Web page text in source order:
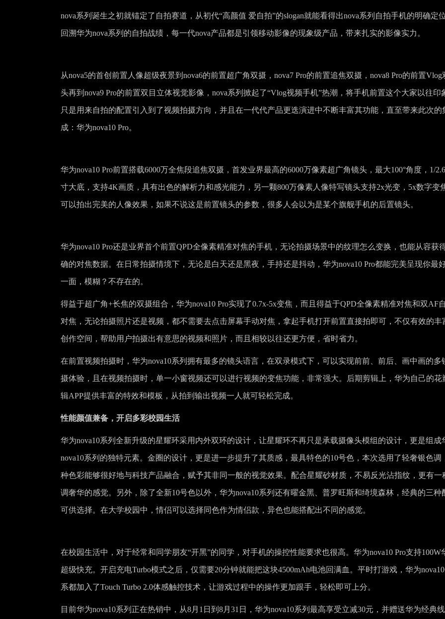
nova系列诞生之初就锚定了自拍赛道，从初代“高颜值 爱自拍”的slogan就能看得出nova系列自拍手机的明确定位
回溯华为nova系列的自拍战绩，每一代nova产品都是引领移动影像的现象级产品，带来扎实的影像实力。
从nova5的首创前置人像超级夜景到nova6的前置超广角双摄，nova7 Pro的前置追焦双摄，nova8 Pro的前置Vlog
头再到nova9 Pro的前置双目立体视觉影像，nova系列掀起了“Vlog视频手机”热潮，将手机前置这个大家以往印
只是用来自拍的配置引入到了视频拍摄方向，并且在一代代产品更迭演进中不断丰富其功能，直至带来此次的
成：华为nova10 Pro。
华为nova10 Pro前置搭载6000万全焦段追焦双摄，首发业界最高的6000万像素超广角镜头，最大100°角度，1/
寸大底，支持4K画质，具有出色的解析力和感光能力，另一颗800万像素人像特写镜头支持2x光变，5x数字变
可以拍出完美的人像效果，如果不说这是前置镜头的参数，很多人会以为是某个旗舰手机的后置镜头。
华为nova10 Pro还是业界首个前置QPD全像素精准对焦的手机，无论拍摄场景中的纹理怎么变换，也能从容获
确的对焦数据。在日常拍摄情境下，无论是白天还是黑夜，手持还是抖动，华为nova10 Pro都能完美呈现你最
一面，模糊？不存在的。
得益于超广角+长焦的双摄组合，华为nova10 Pro实现了0.7x-5x变焦，而且得益于QPD全像素精准对焦和双AF
对焦，无论拍摄照片还是视频，都不需要去点击屏幕手动对焦，拿起手机打开前置直接拍即可，不仅有效的丰
创作空间，帮助用户拍摄出有意思的视频和照片，而且相较以往还更方便，省时省力。
在前置视频拍摄时，华为nova10系列拥有最多的镜头语言，在双录模式下，可以实现前前、前后、画中画的多
摄体验，且在视频拍摄时，单一小窗视频还可以进行视频的变焦功能，非常强大。后期剪辑上，华为自己的花
辑APP提供丰富的特效和模板，从拍到输出视频一人就可轻松完成。
性能颜值兼备，开启多彩校园生活
华为nova10系列全新升级的星耀环采用内外双环的设计，让星耀环不再只是承载摄像头模组的设计，更是组成
nova10系列的独特元素。金圈的设计，更是进一步提升了其质感，最具特色的10号色，本次选用了轻奢银色调
种色彩能够很好地与科技产品融合，赋予其非同一般的视觉效果。配合星耀砂材质，不易反光沾指纹，更有一
调奢华的感觉。另外，除了全新10号色以外，华为nova10系列还有曜金黑、普罗旺斯和绮境森林，经典的三种
可供选择。在大学校园中，情侣可以选择同色作为情侣款，异色也能搭配出不同的感觉。
在校园生活中，对于经常和同学朋友“开黑”的同学，对手机的操控性能要求也很高。华为nova10 Pro支持100W
超级快充。开启充电Turbo模式之后，仅需要20分钟就能把这块4500mAh电池回满血。平时打游戏，华为
系都加入了Touch Turbo 2.0体感触控技术，让游戏过程中的操作更加跟手，轻松即可上分。
目前华为nova10系列正在热销中，从8月1日到8月31日，华为nova10系列最高享受立减30元，并赠送华为经典